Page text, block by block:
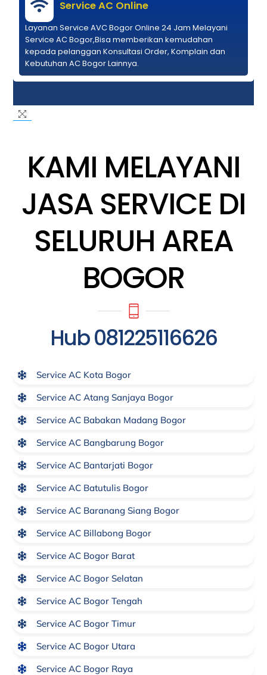
Service AC Online
Layanan Service AVC Bogor Online 24 Jam Melayani
Service AC Bogor,Bisa memberikan kemudahan
kepada pelanggan Konsultasi Order, Komplain dan
Kebutuhan AC Bogor Lainnya.
KAMI MELAYANI
JASA SERVICE DI
SELURUH AREA
BOGOR
Hub 081225116626
Service AC Kota Bogor
Service AC Atang Sanjaya Bogor
Service AC Babakan Madang Bogor
Service AC Bangbarung Bogor
Service AC Bantarjati Bogor
Service AC Batutulis Bogor
Service AC Baranang Siang Bogor
Service AC Billabong Bogor
Service AC Bogor Barat
Service AC Bogor Selatan
Service AC Bogor Tengah
Service AC Bogor Timur
Service AC Bogor Utara
Service AC Bogor Raya